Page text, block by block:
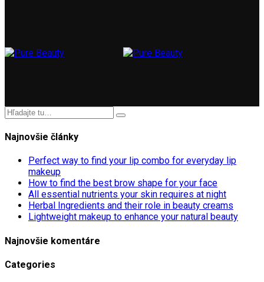
Najnovšie články
Perfect way to find your lip combo for everyday lip
makeup
How to find the best brow shape for your face
All essential nutrients your skin requires at night
Herbal Ingredients and their role in beauty creams
Lightweight makeup to enhance your natural beauty
Najnovšie komentáre
Categories